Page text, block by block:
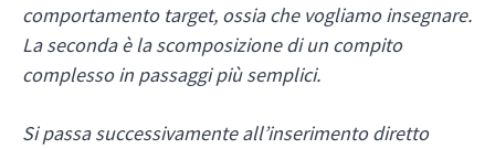
comportamento target, ossia che vogliamo insegnare.
La seconda è la scomposizione di un compito
complesso in passaggi più semplici.
Si passa successivamente all’inserimento diretto